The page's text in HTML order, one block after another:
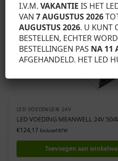
LED VOEDINGEN 24V
LED VOEDING MEANWELL 24V
€124,17 Exclusief BTW
Toevoegen aan
I.V.M.VAKANTIE IS HET
VAN7 AUGUSTUS 2026
AUGUSTUS 2026. U KUNT
BESTELLEN, ECHTER
BESTELLINGEN PAS NA 11
AFGEHANDELD. HET LED